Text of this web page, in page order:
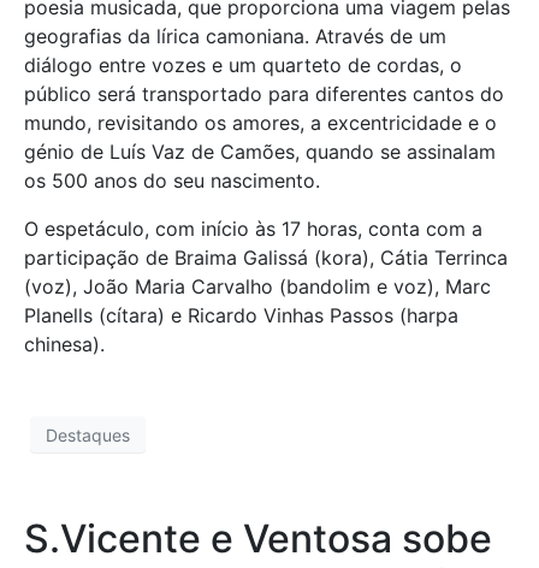
poesia musicada, que proporciona uma viagem pelas
geografias da lírica camoniana. Através de um
diálogo entre vozes e um quarteto de cordas, o
público será transportado para diferentes cantos do
mundo, revisitando os amores, a excentricidade e o
génio de Luís Vaz de Camões, quando se assinalam
os 500 anos do seu nascimento.
O espetáculo, com início às 17 horas, conta com a
participação de Braima Galissá (kora), Cátia Terrinca
(voz), João Maria Carvalho (bandolim e voz), Marc
Planells (cítara) e Ricardo Vinhas Passos (harpa
chinesa).
Destaques
S.Vicente e Ventosa sobe